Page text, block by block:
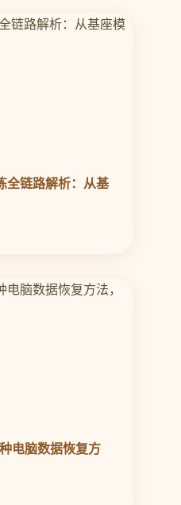
链路解析：从基
电脑数据恢复方